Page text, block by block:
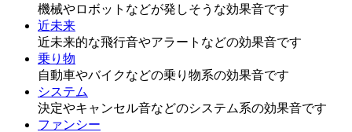
機械やロボットなどが発しそうな効果音です
近未来
近未来的な飛行音やアラートなどの効果音です
乗り物
自動車やバイクなどの乗り物系の効果音です
システム
決定やキャンセル音などのシステム系の効果音です
ファンシー